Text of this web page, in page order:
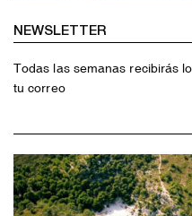
NEWSLETTER
Todas las semanas recibirás
tu correo